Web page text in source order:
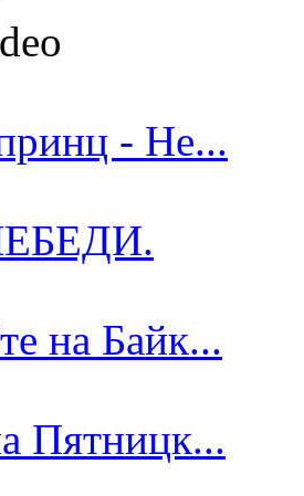
- Не...
на Байк...
Пятницк...